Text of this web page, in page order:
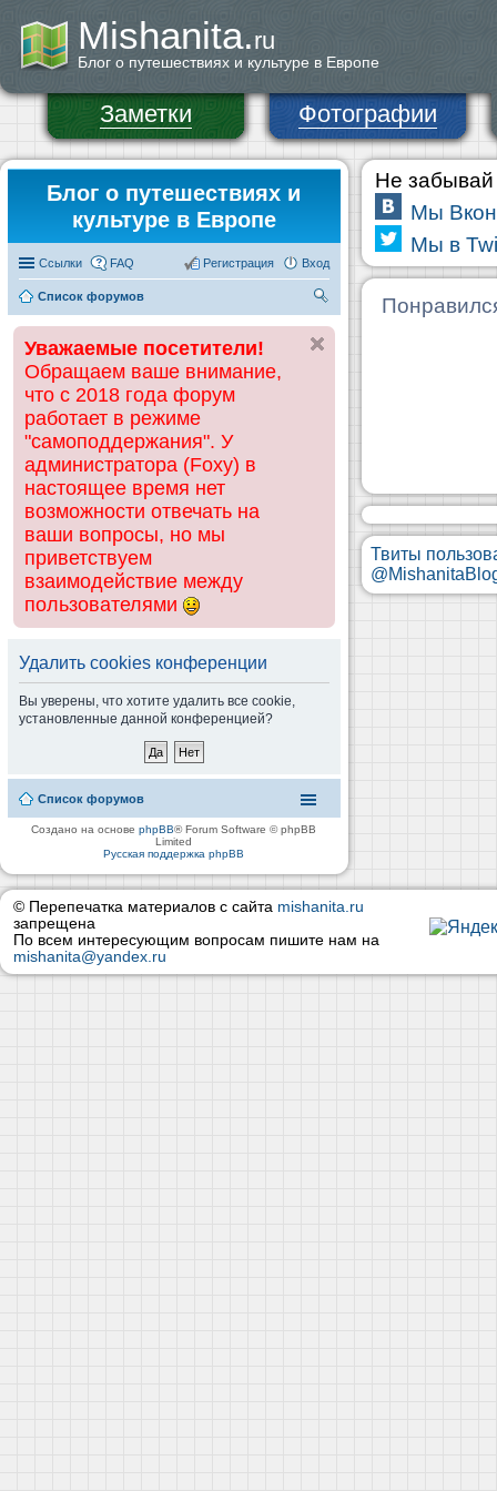
Mishanita.ru
Блог о путешествиях и культуре в Европе
Заметки Фотографии
Блог о путешествиях и
культуре в Европе
Ссылки FAQ Вход
Регистрация
Список форумов
ск
Уважаемые посетители!
Обращаем ваше внимание,
что с 2018 года форум
работает в режиме
"самоподдержания". У
администратора (Foxy) в
настоящее время нет
возможности отвечать на
ваши вопросы, но мы
приветствуем
взаимодействие между
пользователями
Удалить cookies конференции
Вы уверены, что хотите удалить все cookie,
установленные данной конференцией?
Список форумов
Создано на основеphpBB® Forum Software © phpBB
Limited
Русская поддержка phpBB
Не забывай
Мы
Мы в
Твиты
© Перепечатка материалов с сайта mishanita.ru
запрещена
По всем интересующим вопросам пишите нам на
mishanita@yandex.ru